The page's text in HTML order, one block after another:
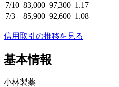
7/10 83,000 97,300 1.17
7/3
85,900 92,600 1.08
信用取引の推移を見る
基本情報
小林製薬